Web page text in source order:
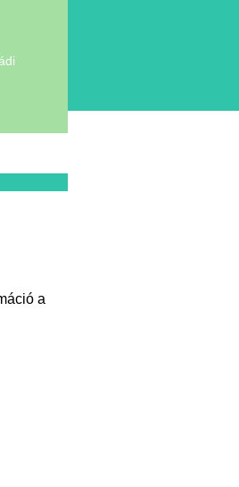
a